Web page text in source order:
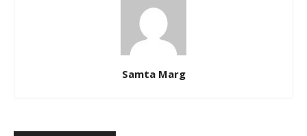
Samta Marg